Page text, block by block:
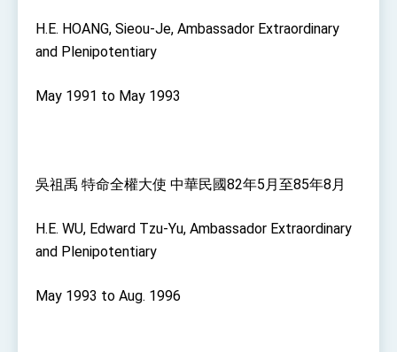
H.E. HOANG, Sieou-Je, Ambassador Extraordinary
and Plenipotentiary
May 1991 to May 1993
吳祖禹 特命全權大使 中華民國82年5月至85年8月
H.E. WU, Edward Tzu-Yu, Ambassador Extraordinary
and Plenipotentiary
May 1993 to Aug. 1996